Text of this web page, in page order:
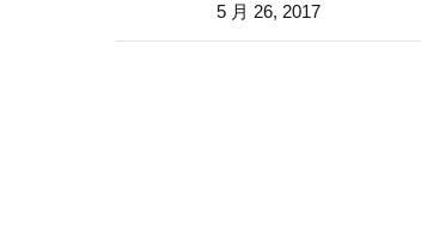
5 月 26, 2017